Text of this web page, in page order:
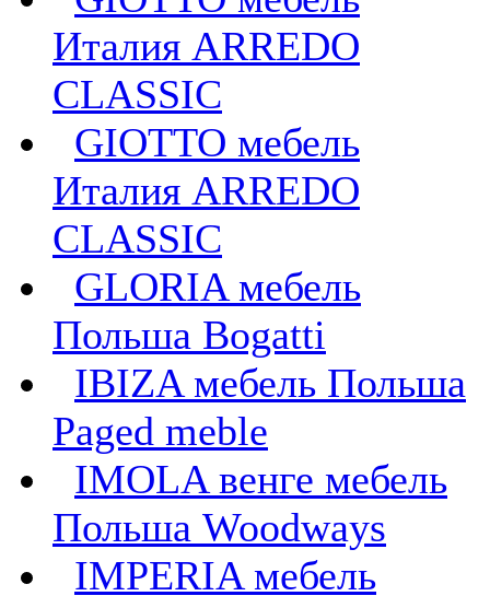
Италия ARREDO
CLASSIC
GIOTTO мебель
Италия ARREDO
CLASSIC
GLORIA мебель
Польша Bogatti
IBIZA мебель Польша
Paged meble
IMOLA венге мебель
Польша Woodways
IMPERIA мебель